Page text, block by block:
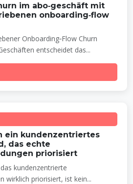
im abo‑geschäft mit
onboarding‑flow
Onboarding‑Flow Churn
entscheidet das...
ein kundenzentriertes
das echte
priorisiert
kundenzentrierte
wirklich priorisiert, ist kein...